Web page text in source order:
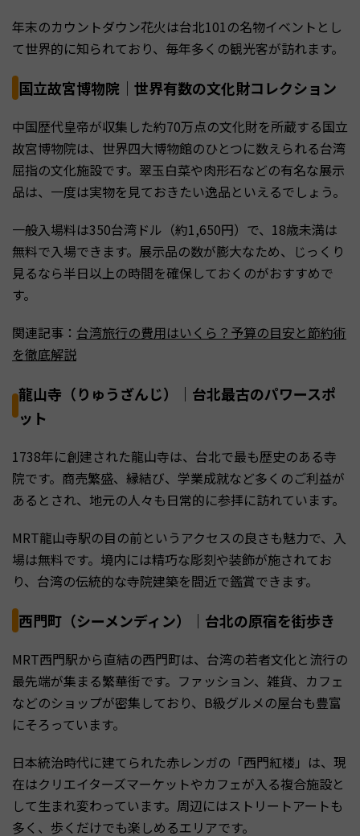
年末のカウントダウン花火は台北101の名物イベントとし
て世界的に知られており、毎年多くの観光客が訪れます。
国立故宮博物院｜世界有数の文化財コレクション
中国歴代皇帝が収集した約70万点の文化財を所蔵する国立
故宮博物院は、世界四大博物館のひとつに数えられる台湾
屈指の文化施設です。翠玉白菜や肉形石などの有名な展示
品は、一度は実物を見ておきたい逸品といえるでしょう。
一般入場料は350台湾ドル（約1,650円）で、18歳未満は
無料で入場できます。展示品の数が膨大なため、じっくり
見るなら半日以上の時間を確保しておくのがおすすめで
す。
関連記事： 台湾旅行の費用はいくら？予算の目安と節約術
を徹底解説
龍山寺（りゅうざんじ）｜台北最古のパワースポ
ット
1738年に創建された龍山寺は、台北で最も歴史のある寺
院です。商売繁盛、縁結び、学業成就など多くのご利益が
あるとされ、地元の人々も日常的に参拝に訪れています。
MRT龍山寺駅の目の前というアクセスの良さも魅力で、入
場は無料です。境内には精巧な彫刻や装飾が施されてお
り、台湾の伝統的な寺院建築を間近で鑑賞できます。
西門町（シーメンディン）｜台北の原宿を街歩き
MRT西門駅から直結の西門町は、台湾の若者文化と流行の
最先端が集まる繁華街です。ファッション、雑貨、カフェ
などのショップが密集しており、B級グルメの屋台も豊富
にそろっています。
日本統治時代に建てられた赤レンガの「西門紅楼」は、現
在はクリエイターズマーケットやカフェが入る複合施設と
して生まれ変わっています。周辺にはストリートアートも
多く、歩くだけでも楽しめるエリアです。